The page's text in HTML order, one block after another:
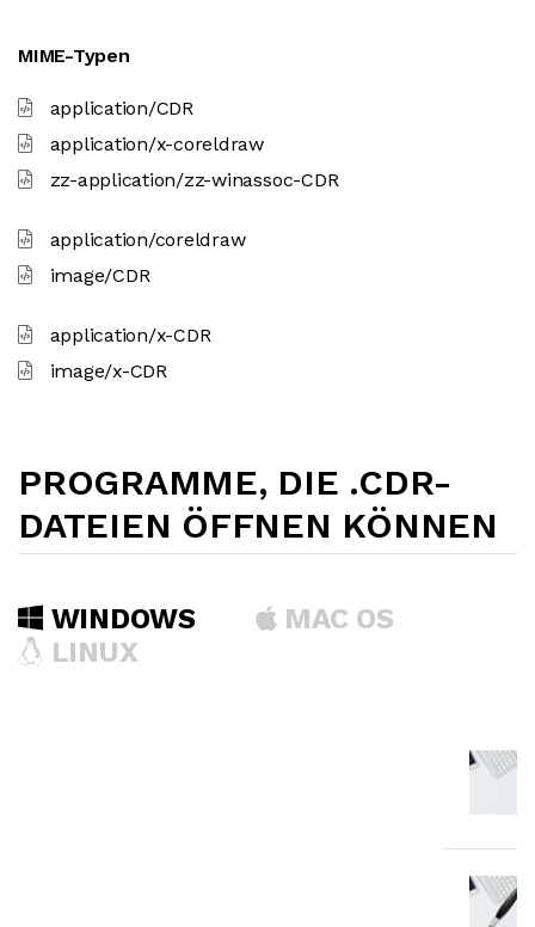
MIME-Typen
application/CDR
application/x-coreldraw
zz-application/zz-winassoc-CDR
application/coreldraw
image/CDR
application/x-CDR
image/x-CDR
PROGRAMME, DIE .CDR-
DATEIEN ÖFFNEN KÖNNEN
WINDOWS
MAC OS
LINUX